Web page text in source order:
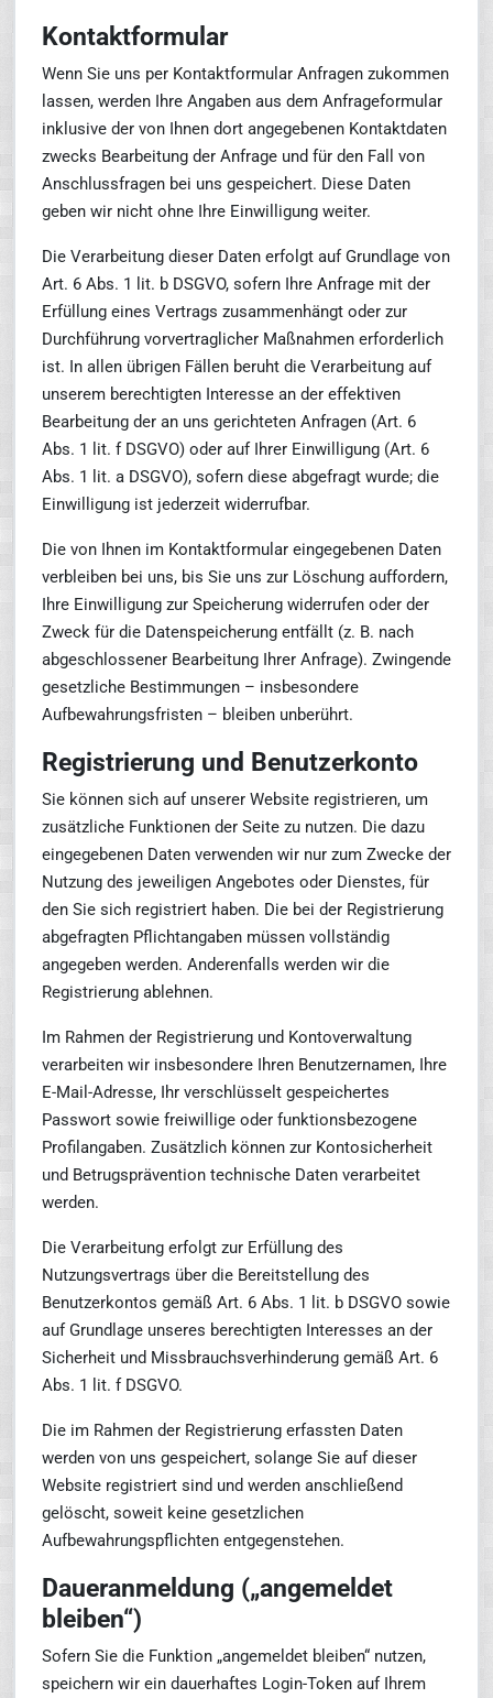
Kontaktformular
Wenn Sie uns per Kontaktformular Anfragen zukommen
lassen, werden Ihre Angaben aus dem Anfrageformular
inklusive der von Ihnen dort angegebenen Kontaktdaten
zwecks Bearbeitung der Anfrage und für den Fall von
Anschlussfragen bei uns gespeichert. Diese Daten
geben wir nicht ohne Ihre Einwilligung weiter.
Die Verarbeitung dieser Daten erfolgt auf Grundlage von
Art. 6 Abs. 1 lit. b DSGVO, sofern Ihre Anfrage mit der
Erfüllung eines Vertrags zusammenhängt oder zur
Durchführung vorvertraglicher Maßnahmen erforderlich
ist. In allen übrigen Fällen beruht die Verarbeitung auf
unserem berechtigten Interesse an der effektiven
Bearbeitung der an uns gerichteten Anfragen (Art. 6
Abs. 1 lit. f DSGVO) oder auf Ihrer Einwilligung (Art. 6
Abs. 1 lit. a DSGVO), sofern diese abgefragt wurde; die
Einwilligung ist jederzeit widerrufbar.
Die von Ihnen im Kontaktformular eingegebenen Daten
verbleiben bei uns, bis Sie uns zur Löschung auffordern,
Ihre Einwilligung zur Speicherung widerrufen oder der
Zweck für die Datenspeicherung entfällt (z. B. nach
abgeschlossener Bearbeitung Ihrer Anfrage). Zwingende
gesetzliche Bestimmungen – insbesondere
Aufbewahrungsfristen – bleiben unberührt.
Registrierung und Benutzerkonto
Sie können sich auf unserer Website registrieren, um
zusätzliche Funktionen der Seite zu nutzen. Die dazu
eingegebenen Daten verwenden wir nur zum Zwecke der
Nutzung des jeweiligen Angebotes oder Dienstes, für
den Sie sich registriert haben. Die bei der Registrierung
abgefragten Pflichtangaben müssen vollständig
angegeben werden. Anderenfalls werden wir die
Registrierung ablehnen.
Im Rahmen der Registrierung und Kontoverwaltung
verarbeiten wir insbesondere Ihren Benutzernamen, Ihre
E-Mail-Adresse, Ihr verschlüsselt gespeichertes
Passwort sowie freiwillige oder funktionsbezogene
Profilangaben. Zusätzlich können zur Kontosicherheit
und Betrugsprävention technische Daten verarbeitet
werden.
Die Verarbeitung erfolgt zur Erfüllung des
Nutzungsvertrags über die Bereitstellung des
Benutzerkontos gemäß Art. 6 Abs. 1 lit. b DSGVO sowie
auf Grundlage unseres berechtigten Interesses an der
Sicherheit und Missbrauchsverhinderung gemäß Art. 6
Abs. 1 lit. f DSGVO.
Die im Rahmen der Registrierung erfassten Daten
werden von uns gespeichert, solange Sie auf dieser
Website registriert sind und werden anschließend
gelöscht, soweit keine gesetzlichen
Aufbewahrungspflichten entgegenstehen.
Daueranmeldung („angemeldet
bleiben“)
Sofern Sie die Funktion „angemeldet bleiben“ nutzen,
speichern wir ein dauerhaftes Login-Token auf Ihrem